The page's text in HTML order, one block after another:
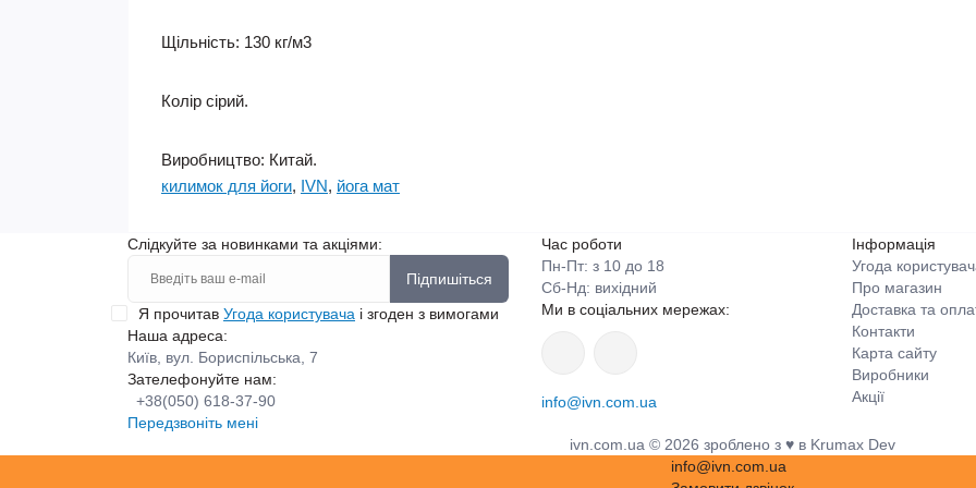
Щільність: 130 кг/м3
Колір сірий.
Виробництво: Китай.
килимок для йоги, IVN, йога мат
Слідкуйте за новинками та акціями:
Підпишіться
Я прочитав Угода користувача і згоден з вимогами
Наша адреса:
Київ, вул. Бориспільська, 7
Зателефонуйте нам:
+38(050) 618-37-90
Передзвоніть мені
Час роботи
Пн-Пт: з 10 до 18
Сб-Нд: вихідний
Ми в соціальних мережах:
info@ivn.com.ua
Інформація
Угода
Про магазин
Доставка та
Контакти
Карта сайту
Виробники
Акції
ivn.com.ua © 2026 зроблено з ♥ в Krumax Dev
info@ivn.com.ua